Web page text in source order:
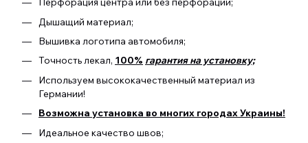
Дышащий материал;
Вышивка логотипа автомобиля;
Точность лекал, 100% гарантия на установку;
Используем высококачественный материал из
Германии!
Возможна установка во многих городах Украины!
Идеальное качество швов;